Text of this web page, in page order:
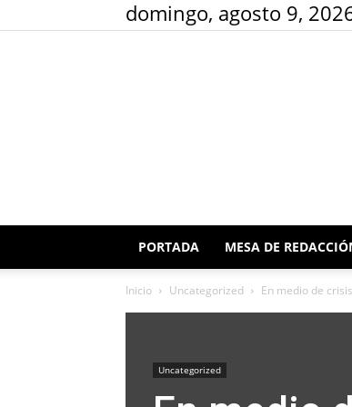
domingo, agosto 9,
PORTADA MESA DE
Inicio Uncategorized En medio de
Uncategorized